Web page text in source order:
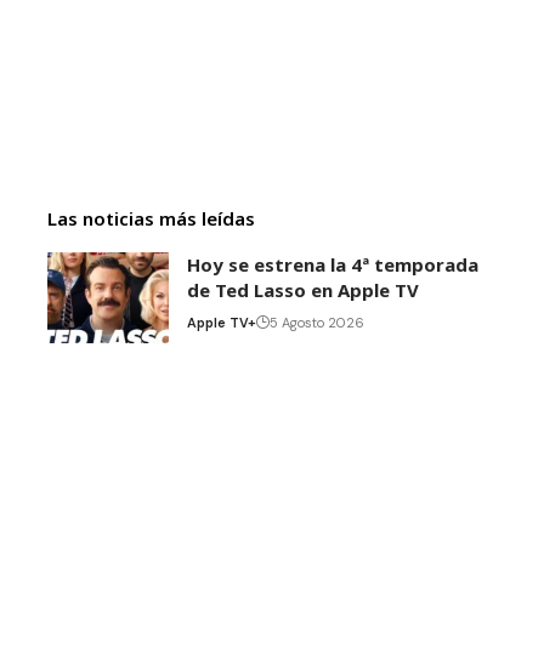
Las noticias más leídas
Hoy se estrena la 4ª temporada
de Ted Lasso en Apple TV
Apple TV+ 5 Agosto 2026